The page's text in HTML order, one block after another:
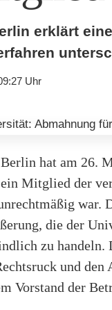
erklärt
Uhr
hat am 26.
Mitglied der
war.
die der
zu
und
Vorstand der